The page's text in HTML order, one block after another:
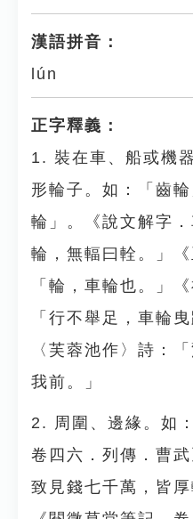
漢語拼音：
lún
正字釋義：
1. 裝在車、船或機
形輪子。如：「齒
輪」。《說文解字
輪，無輻曰輇。」《
「輪，車輪也。」
「行不舉足，車輪
〈芙蓉池作〉詩：
我前。」
2. 周圍、邊緣。如
卷四六．列傳．曹
致見錢七千萬，皆